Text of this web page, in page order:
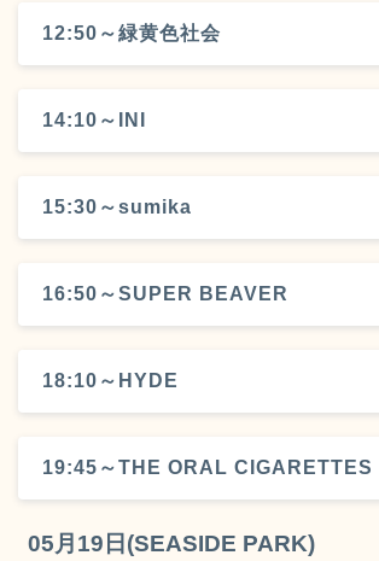
12:50～緑黄色社会
14:10～INI
15:30～sumika
16:50～SUPER BEAVER
18:10～HYDE
19:45～THE ORAL CIGARETTES
05月19日(SEASIDE PARK)